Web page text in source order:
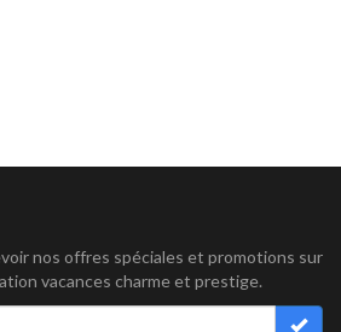
nos offres spéciales et promotions sur
vacances charme et prestige.